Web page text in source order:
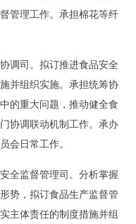
管理工作。承担棉花等纤
调司。拟订推进食品安全
并组织实施。承担统筹协
的重大问题，推动健全食
协调联动机制工作。承办
会日常工作。
全监督管理司。分析掌握
势，拟订食品生产监督管
主体责任的制度措施并组